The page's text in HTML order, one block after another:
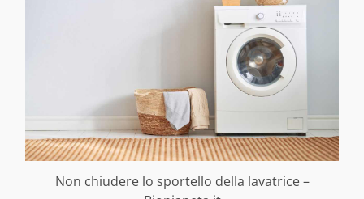
Non chiudere lo sportello della lavatrice –